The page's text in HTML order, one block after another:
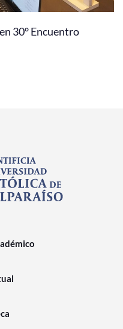
30° Encuentro